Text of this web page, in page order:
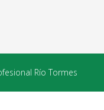
Río Tormes